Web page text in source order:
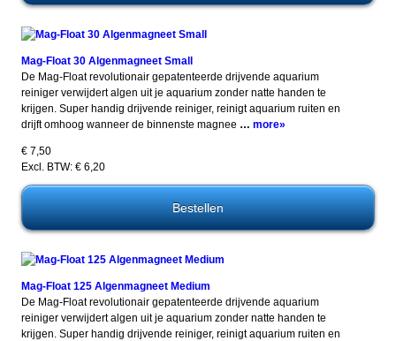
Mag-Float 30 Algenmagneet Small
De Mag-Float revolutionair gepatenteerde drijvende aquarium
reiniger verwijdert algen uit je aquarium zonder natte handen te
krijgen. Super handig drijvende reiniger, reinigt aquarium ruiten en
drijft omhoog wanneer de binnenste magnee … more»
€ 7,50
Excl. BTW: € 6,20
Mag-Float 125 Algenmagneet Medium
De Mag-Float revolutionair gepatenteerde drijvende aquarium
reiniger verwijdert algen uit je aquarium zonder natte handen te
krijgen. Super handig drijvende reiniger, reinigt aquarium ruiten en